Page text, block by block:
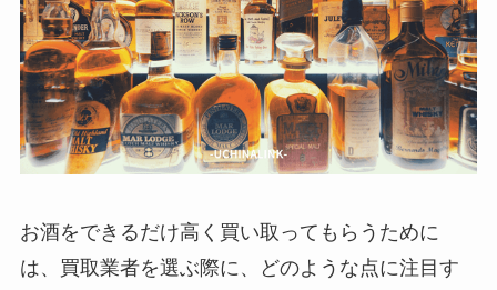
お酒をできるだけ高く買い取ってもらうために
は、買取業者を選ぶ際に、どのような点に注目す